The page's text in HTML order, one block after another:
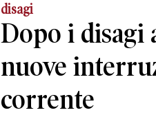
disagi
Dopo i disagi
nuove
corrente